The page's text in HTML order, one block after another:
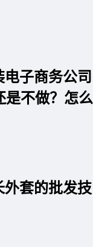
电子商务公司
是不做？怎么
外套的批发技